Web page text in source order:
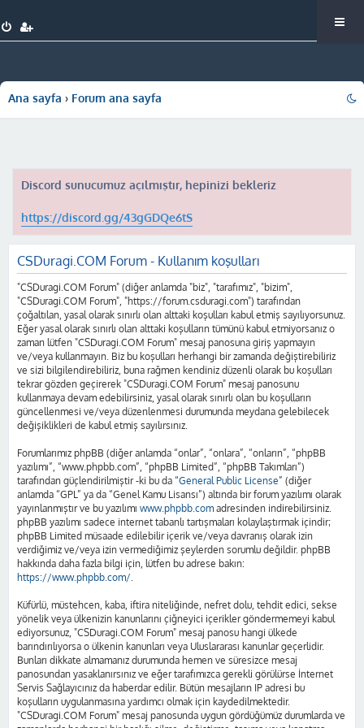
Ana sayfa Forum ana sayfa
Discord sunucumuz açılmıştır, hepinizi bekleriz
https://discord.gg/43gGDQe6tS
CSDuragi.COM Forum - Kullanım koşulları
"CSDuragi.COM Forum" (diğer anlamda "biz", "tarafımız", "bizim",
"CSDuragi.COM Forum", "https://forum.csduragi.com") tarafından
çoğaltılan, yasal olarak sınırlı olan alttaki koşulları kabul etmiş sayılıyorsunuz.
Eğer yasal olarak sınırlı olan alttaki koşulların tümünü kabul etmiyorsanız o
zaman lütfen "CSDuragi.COM Forum" mesaj panosuna giriş yapmayın
ve/veya kullanmayın. Biz bu koşulları herhangi bir zamanda değiştirebiliriz
ve sizi bilgilendirebiliriz, buna rağmen kendiniz düzenli olarak bu koşulları
tekrar gözden geçirerek "CSDuragi.COM Forum" mesaj panosunu
kullanmaya devam edebilirsiniz, yasal olarak sınırlı olan bu koşulların
güncellenmesi ve/veya düzenlenmesi durumunda meydana gelebilecek
değişiklikleri de kabul etmiş sayılırsınız.
Forumlarımız phpBB (diğer anlamda “onlar”, “onlara”, “onların”, “phpBB
yazılımı”, “www.phpbb.com”, “phpBB Limited”, “phpBB Takımları”)
tarafından güçlendirilmiştir -ki bu da “General Public License” (diğer
anlamda “GPL” ya da “Genel Kamu Lisansı”) altında bir forum yazılımı olarak
yayınlanmıştır ve bu yazılımı www.phpbb.com adresinden indirebilirsiniz.
phpBB yazılımı sadece internet tabanlı tartışmaları kolaylaştırmak içindir;
phpBB Limited müsaade edilebilir içerik ve/veya davranış olarak izin
verdiğimiz ve/veya izin vermediğimiz şeylerden sorumlu değildir. phpBB
hakkında daha fazla bilgi için, lütfen bu adrese bakın:
https://www.phpbb.com/.
Küfürlü, müstehcen, kaba, iftira niteliğinde, nefret dolu, tehdit edici, sekse
yönelik veya ülkenizin kanunlarını çiğneyici içerikler göndermemeyi kabul
ediyorsunuz, "CSDuragi.COM Forum" mesaj panosu hangi ülkede
barındırılıyorsa o ülkenin kanunları veya Uluslararası kanunlar geçerlidir.
Bunları dikkate almamanız durumunda hemen ve süresizce mesaj
panosundan yasaklanırsınız ve eğer tarafımızca gerekli görülürse İnternet
Servis Sağlayıcınız da haberdar edilir. Bütün mesajların IP adresi bu
koşulların uygulanmasına yardımcı olmak için kaydedilmektedir.
"CSDuragi.COM Forum" mesaj panosunda uygun gördüğümüz durumlarda ve